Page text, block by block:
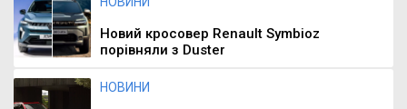
Новий кросовер Renault Symbioz
порівняли з Duster
НОВИНИ